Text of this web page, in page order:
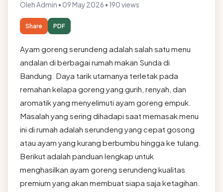
Oleh Admin • 09 May 2026 • 190 views
Share PDF
Ayam goreng serundeng adalah salah satu menu
andalan di berbagai rumah makan Sunda di
Bandung. Daya tarik utamanya terletak pada
remahan kelapa goreng yang gurih, renyah, dan
aromatik yang menyelimuti ayam goreng empuk.
Masalah yang sering dihadapi saat memasak menu
ini di rumah adalah serundeng yang cepat gosong
atau ayam yang kurang berbumbu hingga ke tulang.
Berikut adalah panduan lengkap untuk
menghasilkan ayam goreng serundeng kualitas
premium yang akan membuat siapa saja ketagihan.